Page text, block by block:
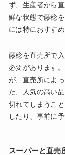
ず、生産者から
鮮な状態で藤稔
には特におすすめ
藤稔を直売所で
必要があります
が、直売所によ
た、人気の高い
切れてしまうこ
したり、事前に
スーパーと直売